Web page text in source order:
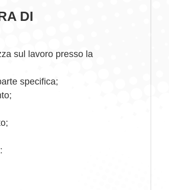
DI
sul lavoro presso la
specifica;